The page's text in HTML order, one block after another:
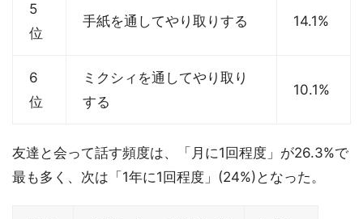
5
位
手紙を通してやり取りする 14.1%
6
位
ミクシィを通してやり取り
する
10.1%
友達と会って話す頻度は、「月に1回程度」が26.3%で
最も多く、次は「1年に1回程度」(24%)となった。